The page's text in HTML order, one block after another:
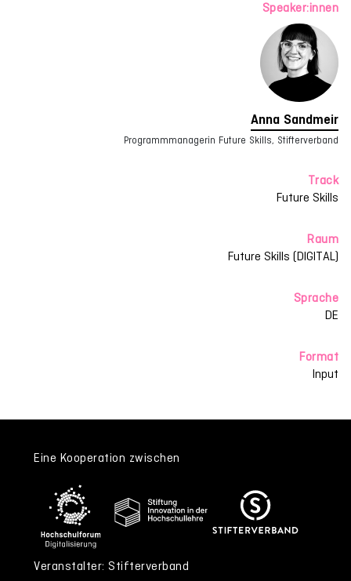
Speaker:innen
Anna Sandmeir
Programmmanagerin Future Skills, Stifterverband
Track
Future Skills
Raum
Future Skills (DIGITAL)
Sprache
DE
Format
Input
Eine Kooperation zwischen
Veranstalter: Stifterverband